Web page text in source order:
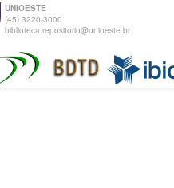
UNIOESTE
(45) 3220-3000
biblioteca.repositorio@unioeste.br